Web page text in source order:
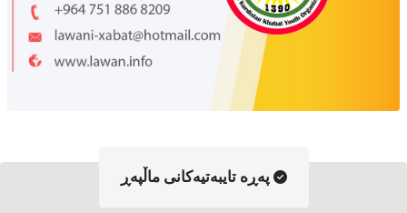
په‌ڕه‌ تایبه‌تیه‌کانی ماڵپه‌ڕ